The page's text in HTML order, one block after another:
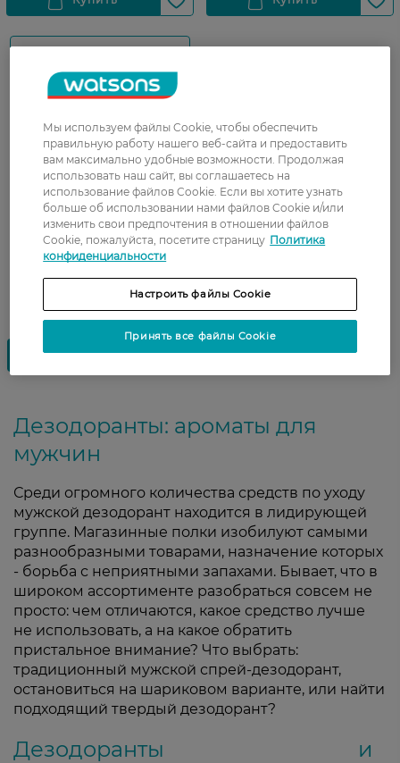
Показати ще
Дезодоранты: ароматы для
мужчин
Среди огромного количества средств по уходу
мужской дезодорант находится в лидирующей
группе. Магазинные полки изобилуют самыми
разнообразными товарами, назначение которых
- борьба с неприятными запахами. Бывает, что в
широком ассортименте разобраться совсем не
просто: чем отличаются, какое средство лучше
не использовать, а на какое обратить
пристальное внимание? Что выбрать:
традиционный мужской спрей-дезодорант,
остановиться на шариковом варианте, или найти
подходящий твердый дезодорант?
Дезодоранты и
Мы используем файлы Cookie, чтобы обеспечить
правильную работу нашего веб-сайта и предоставить
вам максимально удобные возможности. Продолжая
использовать наш сайт, вы соглашаетесь на
использование файлов Cookie. Если вы хотите узнать
больше об использовании нами файлов Cookie и/или
изменить свои предпочтения в отношении файлов
Cookie, пожалуйста, посетите страницу Политика
конфиденциальности
Настроить файлы Cookie
Принять все файлы Cookie